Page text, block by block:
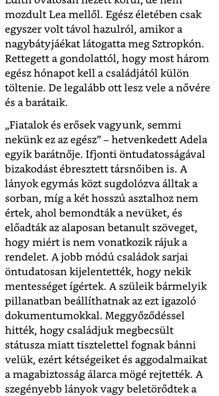
mozdult Lea mellől. Egész életében csak
egyszer volt távol hazulról, amikor a
nagybátyjáékat látogatta meg Sztropkón.
Rettegett a gondolattól, hogy most három
egész hónapot kell a családjától külön
töltenie. De legalább ott lesz vele a nővére
és a barátaik.
„Fiatalok és erősek vagyunk, semmi
nekünk ez az egész” – hetvenkedett Adela
egyik barátnője. Ifjonti öntudatosságával
bizakodást ébresztett társnőiben is. A
lányok egymás közt sugdolózva álltak a
sorban, míg a két hosszú asztalhoz nem
értek, ahol bemondták a nevüket, és
előadták az alaposan betanult szöveget,
hogy miért is nem vonatkozik rájuk a
rendelet. A jobb módú családok sarjai
öntudatosan kijelentették, hogy nekik
mentességet ígértek. A szüleik bármelyik
pillanatban beállíthatnak az ezt igazoló
dokumentumokkal. Meggyőződéssel
hitték, hogy családjuk megbecsült
státusza miatt tisztelettel fognak bánni
velük, ezért kétségeiket és aggodalmaikat
a magabiztosság álarca mögé rejtették. A
szegényebb lányok vagy beletörődtek a